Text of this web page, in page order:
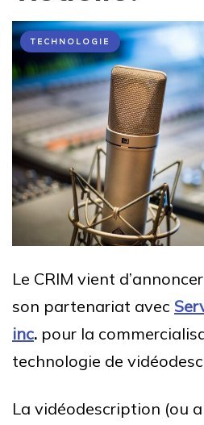
TECHNOLOGIE
Le CRIM vient
son partenariat avec
inc. pour la
technologie de
La vidéodescription (ou